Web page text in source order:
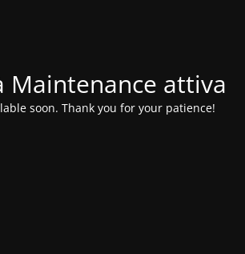
Maintenance attiva
soon. Thank you for your patience!